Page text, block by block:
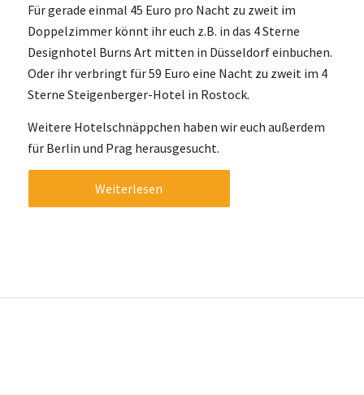
Für gerade einmal 45 Euro pro Nacht zu zweit im
Doppelzimmer könnt ihr euch z.B. in das 4 Sterne
Designhotel Burns Art mitten in Düsseldorf einbuchen.
Oder ihr verbringt für 59 Euro eine Nacht zu zweit im 4
Sterne Steigenberger-Hotel in Rostock.
Weitere Hotelschnäppchen haben wir euch außerdem
für Berlin und Prag herausgesucht.
Weiterlesen